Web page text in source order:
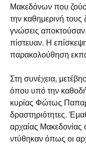
Μακεδόνων που
την καθημερινή τους
γνώσεις
πίστευαν. Η
παρακολούθηση
Στη συνέχεια,
όπου υπό την
κυρίας Φώτως
δραστηριότητες.
αρχαίας Μακεδονίας
ντύθηκαν όπως οι